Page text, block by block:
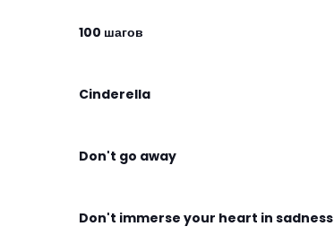
100 шагов
Cinderella
Don't go away
Don't immerse your heart in sadness